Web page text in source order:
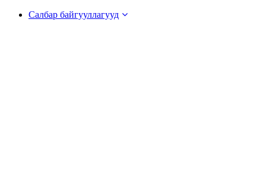
Салбар байгууллагууд